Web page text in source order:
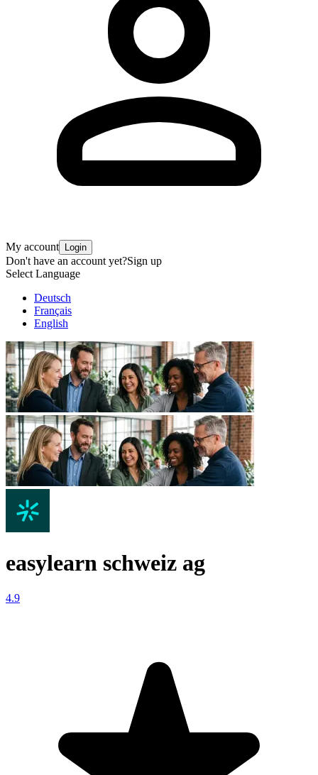
My account Login
Don't have an account yet?Sign up
Select Language
Deutsch
Français
English
easylearn schweiz ag
4.9